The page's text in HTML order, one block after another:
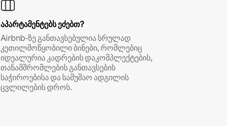
აპარტამენტებს ეძებთ?
Airbnb‑ზე განთავსებულია სრულად
კეთილმოწყობილი ბინები, რომლებიც
იდეალურია კადრების დაკომპლექტების,
თანამშრომლების განთავსების
საჭიროებისა და სამუშაო ადგილის
ცვლილების დროს.